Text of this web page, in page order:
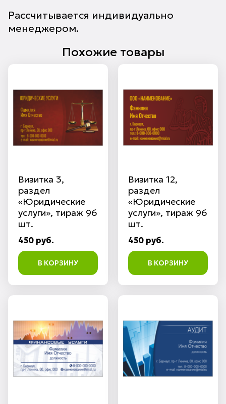
Рассчитывается индивидуально
менеджером.
Похожие товары
Визитка 3,
раздел
«Юридические
услуги», тираж 96
шт.
450 руб.
В КОРЗИНУ
Визитка 12,
раздел
«Юридические
услуги», тираж 96
шт.
450 руб.
В КОРЗИНУ